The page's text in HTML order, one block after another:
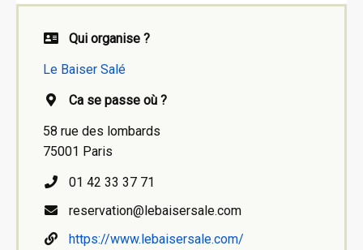
Qui organise ?
Le Baiser Salé
Ca se passe où ?
58 rue des lombards
75001 Paris
01 42 33 37 71
reservation@lebaisersale.com
https://www.lebaisersale.com/